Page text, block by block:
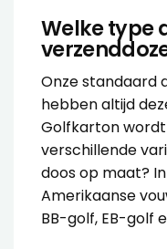
Welke type
Onze standaard
hebben altijd
Golfkarton
verschillende
doos op maat?
Amerikaanse
BB-golf, EB-golf